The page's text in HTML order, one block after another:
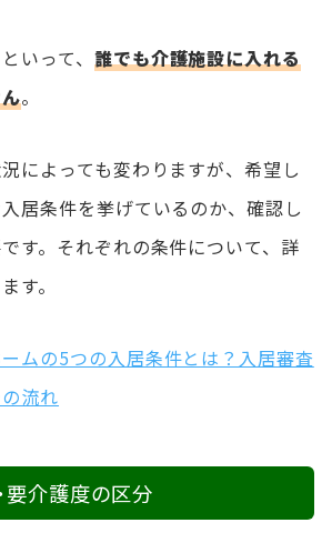
いって、 誰でも介護施設に入れる
。
によっても変わりますが、希望し
居条件を挙げているのか、確認し
す。それぞれの条件について、詳
す。
ムの5つの入居条件とは？入居審査
流れ
要介護度の区分